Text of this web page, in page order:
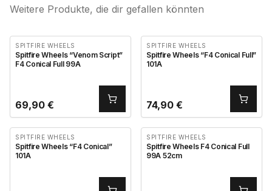
Weitere Produkte, die dir gefallen könnten
SPITFIRE WHEELS
Spitfire Wheels “Venom Script”
F4 Conical Full 99A
69,90 €
SPITFIRE WHEELS
Spitfire Wheels “F4 Conical Full”
101A
74,90 €
SPITFIRE WHEELS
Spitfire Wheels “F4 Conical”
101A
SPITFIRE WHEELS
Spitfire Wheels F4 Conical Full
99A 52cm